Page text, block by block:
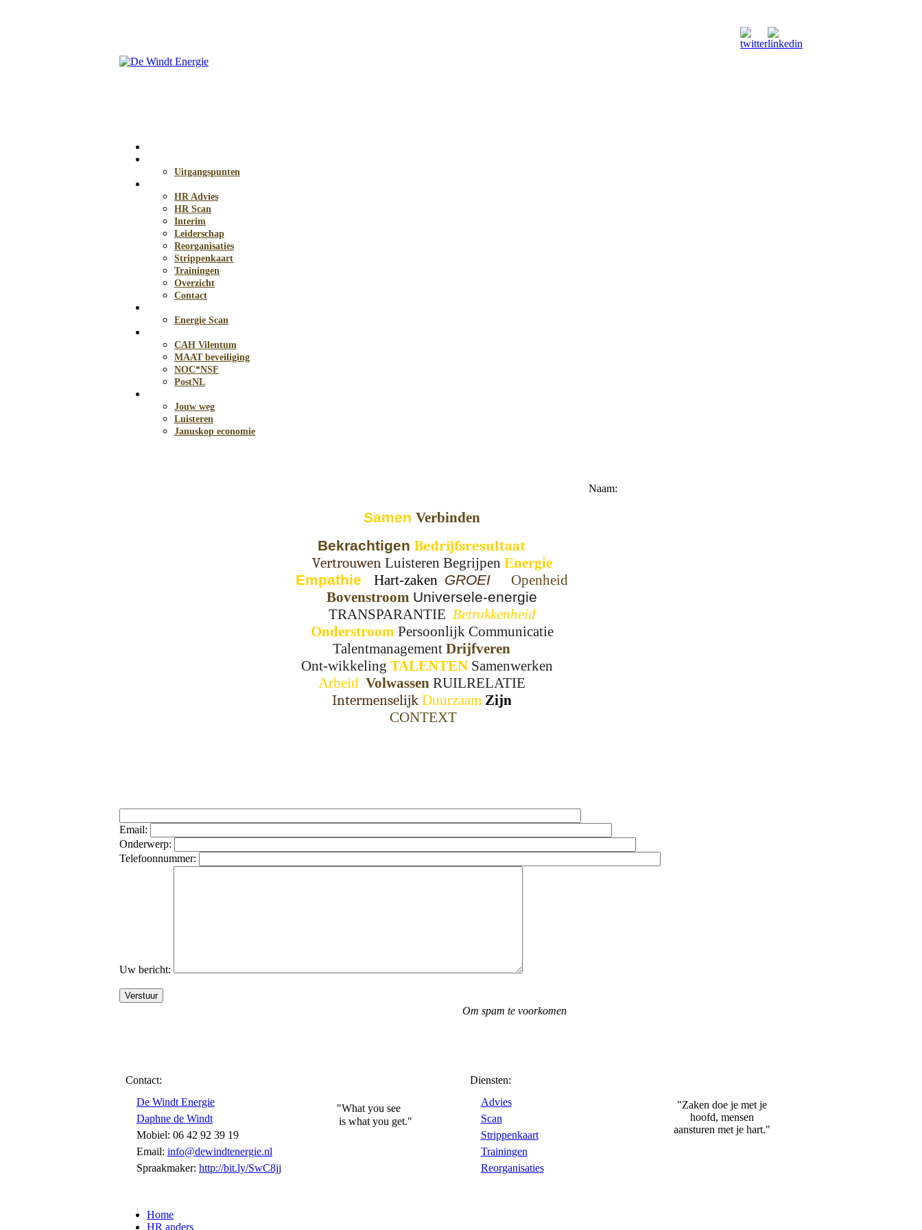
Uitgangspunten
HR Advies
HR Scan
Interim
Leiderschap
Reorganisaties
Strippenkaart
Trainingen
Overzicht
Contact
Energie Scan
CAH Vilentum
MAAT beveiliging
NOC*NSF
PostNL
Jouw weg
Luisteren
Januskop economie
Samen Verbinden
BekrachtigenBedrijfsresultaat
Vertrouwen Luisteren Begrijpen Energie
EmpathieHart-zaken GROEIOpenheid
Bovenstroom Universele-energie
TRANSPARANTIE Betrokkenheid
Onderstroom PersoonlijkCommunicatie
TalentmanagementDrijfveren
Ont-wikkeling TALENTENSamenwerken
Arbeid Volwassen RUILRELATIE
Intermenselijk Duurzaam Zijn
CONTEXT
Naam:
Email:
Onderwerp:
Telefoonnummer:
Uw bericht:
Om spam te voorkomen
Contact:
De Windt Energie
Daphne de Windt
Mobiel: 06 42 92 39 19
Email: info@dewindtenergie.nl
Spraakmaker: http://bit.ly/SwC8jj
"What you see
is what you get."
Diensten:
Advies
Scan
Strippenkaart
Trainingen
Reorganisaties
"Zaken doe je met je
hoofd, mensen
aansturen met je hart."
Home
HR anders